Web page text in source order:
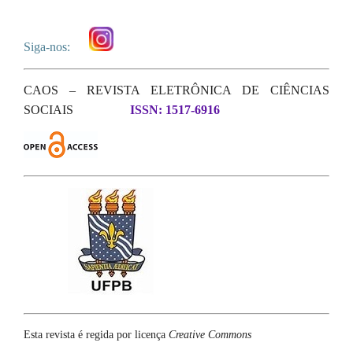
Siga-nos:
CAOS – REVISTA ELETRÔNICA DE CIÊNCIAS
SOCIAIS
ISSN: 1517-6916
Esta revista é regida por licença Creative Commons